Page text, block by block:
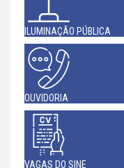
ILUMINAÇÃO PÚBLICA
OUVIDORIA
VAGAS DO SINE